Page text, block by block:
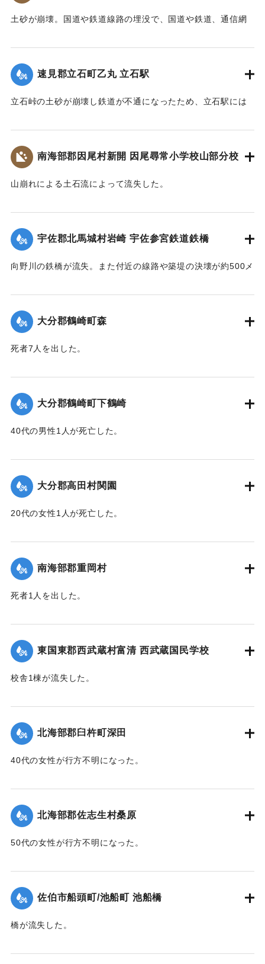
事にも拘らず、宇佐市史に記録されることもなく、多くの市
のは、「北馬城の昔をたずねる会」の皆さんでした。その活
動に対して改めて敬意を表します。
令和五年はこの災害から八十年目の節目の年に当たりま
碑を建立します。
遺族関係者一同
｜固有コード:
｜固有コード:
土砂が崩壊。国道や鉄道線路の埋没で、国道や鉄道、通信網
会をを開いて災害復旧対策を協議した。22日には、町民を総
動員して立石峠の鉄道線路と国道の復旧作業に着手した。昼
夜兼行の奮闘のかいあって23日午前中には、早くも列車の開
及んだが、食事は、すべて婦人会員の炊き出しによってまか
め車馬が通行できるようになったのは10月3日であった。
文化研究会 松原保則氏の報告による）】
｜固有コード:00481072
速見郡立石町乙丸 立石駅
立石峠の土砂が崩壊し鉄道が不通になったため、立石駅には
であるから乗客の中には多くの応召兵も含まれていた。立石
駅付近の街は浸水し濁流が洗っていたが、立石町長は、婦人
会員を召集して炊き出しをし、列車の乗客に配給した。
【出典：山香町誌（山香町誌刊行会、1982）（おおいた石造
南海部郡因尾村新開 因尾尋常小学校山部分校
山崩れによる土石流によって流失した。
｜固有コード:
宇佐郡北馬城村岩崎 宇佐参宮鉄道鉄橋
向野川の鉄橋が流失。また付近の線路や築堤の決壊が約500メ
｜固有コード:
大分郡鶴崎町森
死者7人を出した。
｜固有コード:00481068
大分郡鶴崎町下鶴崎
40代の男性1人が死亡した。
｜固有コード:00481069
大分郡高田村関園
20代の女性1人が死亡した。
｜固有コード: 00481070
南海部郡重岡村
死者1人を出した。
｜固有コード: 00481062
東国東郡西武蔵村富清 西武蔵国民学校
校舎1棟が流失した。
｜固有コード: 00481063
北海部郡臼杵町深田
40代の女性が行方不明になった。
｜固有コード: 00481064
北海部郡佐志生村桑原
50代の女性が行方不明になった。
｜固有コード: 00481065
佐伯市船頭町/池船町 池船橋
橋が流失した。